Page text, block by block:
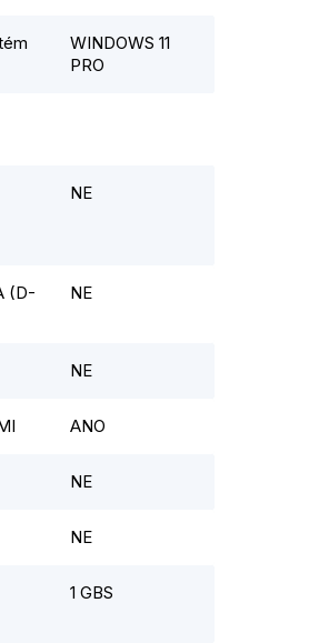
WINDOWS 11
PRO
NE
(D-
NE
NE
ANO
NE
NE
1 GBS